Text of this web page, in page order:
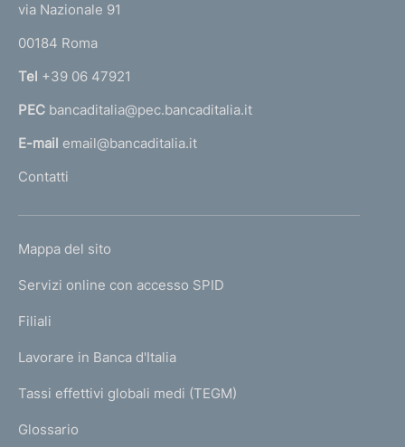
d
i
m
e
n
t
o
r
n
a
l
'
m
e
a
g
via Nazionale 91
00184 Roma
Tel +39 06 47921
PEC bancaditalia@pec.bancaditalia.it
E-mail email@bancaditalia.it
Contatti
L
N
K
T
I
I
Mappa del sito
Servizi online con accesso SPID
Filiali
Lavorare in Banca d'Italia
Tassi effettivi globali medi (TEGM)
Glossario